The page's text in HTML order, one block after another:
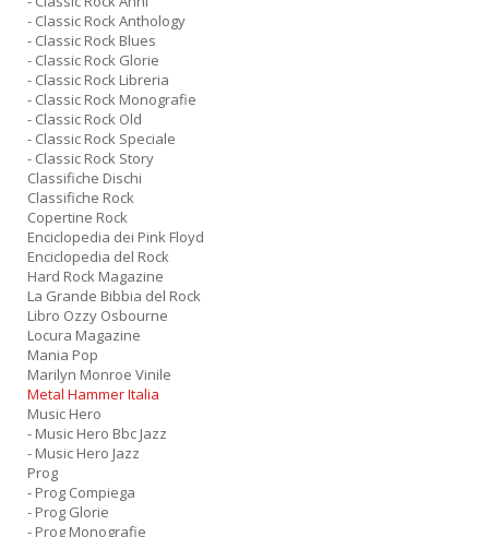
- Classic Rock Anthology
- Classic Rock Blues
- Classic Rock Glorie
- Classic Rock Libreria
- Classic Rock Monografie
- Classic Rock Old
- Classic Rock Speciale
- Classic Rock Story
Classifiche Dischi
Classifiche Rock
Copertine Rock
Enciclopedia dei Pink Floyd
Enciclopedia del Rock
Hard Rock Magazine
La Grande Bibbia del Rock
Libro Ozzy Osbourne
Locura Magazine
Mania Pop
Marilyn Monroe Vinile
Metal Hammer Italia
Music Hero
- Music Hero Bbc Jazz
- Music Hero Jazz
Prog
- Prog Compiega
- Prog Glorie
- Prog Monografie